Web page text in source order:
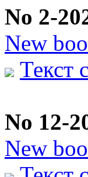
No 2-
New
Текст
No 12-
New